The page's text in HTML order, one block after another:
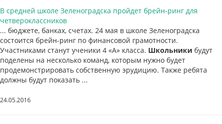
В средней школе Зеленоградска пройдет брейн-ринг для
четвероклассников
... бюджете, банках, счетах. 24 мая в школе Зеленоградска
состоится брейн-ринг по финансовой грамотности.
Участниками станут ученики 4 «А» класса. Школьники будут
поделены на несколько команд, которым нужно будет
продемонстрировать собственную эрудицию. Также ребята
должны будут показать ...
24.05.2016